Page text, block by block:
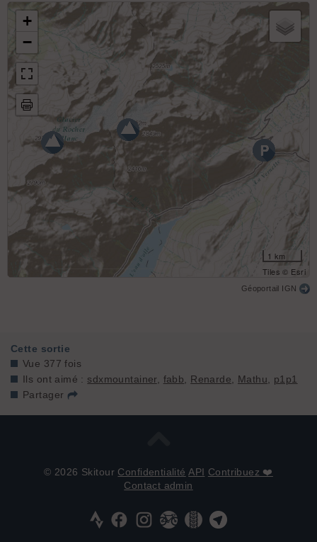
+
−
1 km
Tiles © Esri
Géoportail IGN
Cette sortie
Vue 377 fois
Ils ont aimé : sdxmountainer fabb Renarde Mathu
p1p1
Partager
© 2026 Skitour Confidentialité API Contribuez ❤️
Contact admin